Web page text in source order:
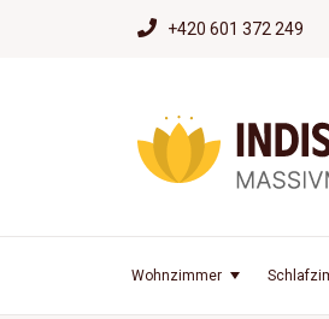
+420 601 372 249
Wohnzimmer